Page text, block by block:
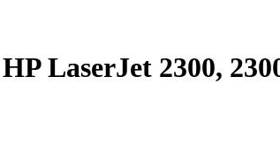
LaserJet 2300,